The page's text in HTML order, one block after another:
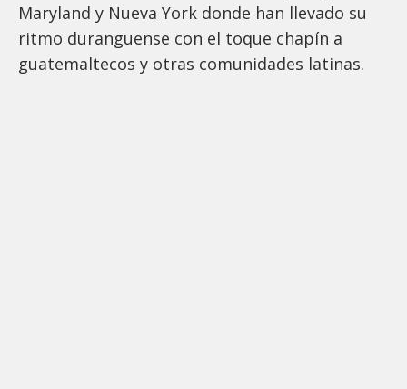
Maryland y Nueva York donde han llevado su
ritmo duranguense con el toque chapín a
guatemaltecos y otras comunidades latinas.